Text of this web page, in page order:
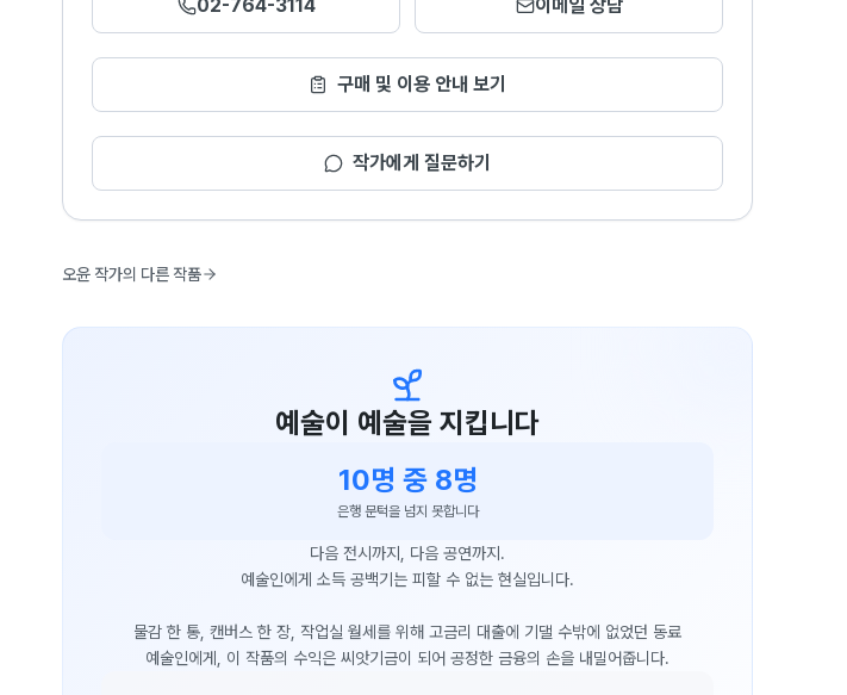
02-764-3114 이메일 상담
구매 및 이용 안내 보기
작가에게 질문하기
오윤 작가의 다른 작품
예술이 예술을 지킵니다
10명 중 8명
은행 문턱을 넘지 못합니다
다음 전시까지, 다음 공연까지.
예술인에게 소득 공백기는 피할 수 없는 현실입니다.
물감 한 통, 캔버스 한 장, 작업실 월세를 위해 고금리 대출에 기댈 수밖에 없었던 동료
예술인에게, 이 작품의 수익은 씨앗기금이 되어 공정한 금융의 손을 내밀어줍니다.